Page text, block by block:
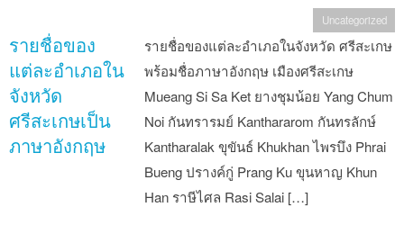
รายชื่อของ
แต่ละอำเภอใน
จังหวัด
ศรีสะเกษเป็น
ภาษาอังกฤษ
รายชื่อของแต่ละอำเภอในจังหวัด ศรีสะเกษ
พร้อมชื่อภาษาอังกฤษ เมืองศรีสะเกษ
Mueang Si Sa Ket ยางชุมน้อย Yang Chum
Noi กันทรารมย์ Kanthararom กันทรลักษ์
Kantharalak ขุขันธ์ Khukhan ไพรบึง Phrai
Bueng ปรางค์กู่ Prang Ku ขุนหาญ Khun
Han ราษีไศล Rasi Salai […]
Uncategorized